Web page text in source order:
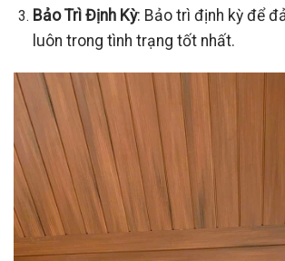
Bảo Trì Định Kỳ: Bảo trì định kỳ để
luôn trong tình trạng tốt nhất.